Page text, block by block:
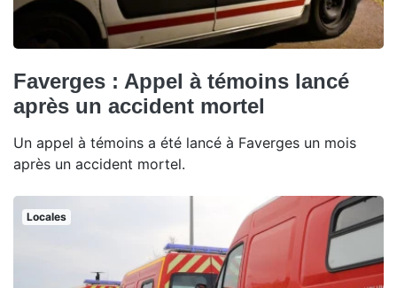
Faverges : Appel à témoins lancé
après un accident mortel
Un appel à témoins a été lancé à Faverges un mois
après un accident mortel.
Locales